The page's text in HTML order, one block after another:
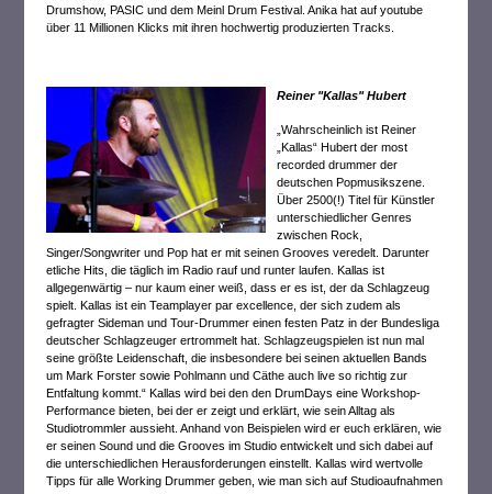
Drumshow, PASIC und dem Meinl Drum Festival. Anika hat auf youtube
über 11 Millionen Klicks mit ihren hochwertig produzierten Tracks.
Reiner "Kallas" Hubert
„Wahrscheinlich ist Reiner
„Kallas“ Hubert der most
recorded drummer der
deutschen Popmusikszene.
Über 2500(!) Titel für Künstler
unterschiedlicher Genres
zwischen Rock,
Singer/Songwriter und Pop hat er mit seinen Grooves veredelt. Darunter
etliche Hits, die täglich im Radio rauf und runter laufen. Kallas ist
allgegenwärtig – nur kaum einer weiß, dass er es ist, der da Schlagzeug
spielt. Kallas ist ein Teamplayer par excellence, der sich zudem als
gefragter Sideman und Tour-Drummer einen festen Patz in der Bundesliga
deutscher Schlagzeuger ertrommelt hat. Schlagzeugspielen ist nun mal
seine größte Leidenschaft, die insbesondere bei seinen aktuellen Bands
um Mark Forster sowie Pohlmann und Cäthe auch live so richtig zur
Entfaltung kommt.“ Kallas wird bei den den DrumDays eine Workshop-
Performance bieten, bei der er zeigt und erklärt, wie sein Alltag als
Studiotrommler aussieht. Anhand von Beispielen wird er euch erklären, wie
er seinen Sound und die Grooves im Studio entwickelt und sich dabei auf
die unterschiedlichen Herausforderungen einstellt. Kallas wird wertvolle
Tipps für alle Working Drummer geben, wie man sich auf Studioaufnahmen